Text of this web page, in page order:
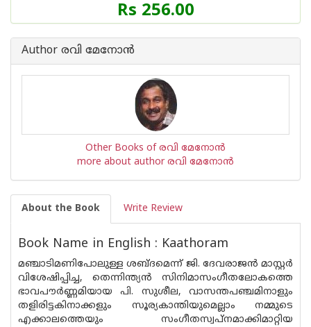
Rs 256.00
Author രവി മേനോന്‍
Other Books of രവി മേനോന്‍
more about author രവി മേനോന്‍
About the Book Write Review
Book Name in English : Kaathoram
മഞ്ചാടിമണിപോലുള്ള ശബ്ദമെന്ന് ജി. ദേവരാജന്‍ മാസ്റ്റര്‍
വിശേഷിപ്പിച്ച, തെന്നിന്ത്യന്‍ സിനിമാസംഗീതലോകത്തെ
ഭാവപൗര്‍ണ്ണമിയായ പി. സുശീല, വാസന്തപഞ്ചമിനാളും
തളിരിട്ടകിനാക്കളും സൂര്യകാന്തിയുമെല്ലാം നമ്മുടെ
എക്കാലത്തെയും സംഗീതസ്വപ്‌നമാക്കിമാറ്റിയ